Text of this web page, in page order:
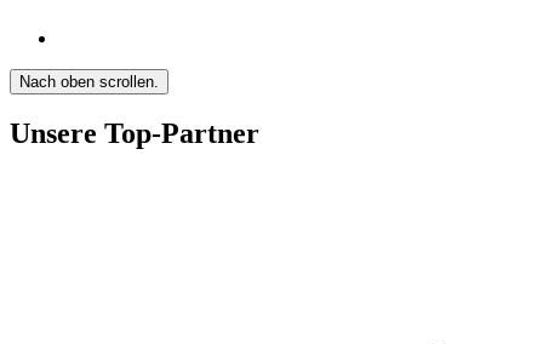
Nach oben scrollen.
Unsere Top-Partner